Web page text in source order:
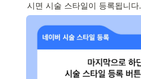
시면 시술 스타일이 등록됩니다.